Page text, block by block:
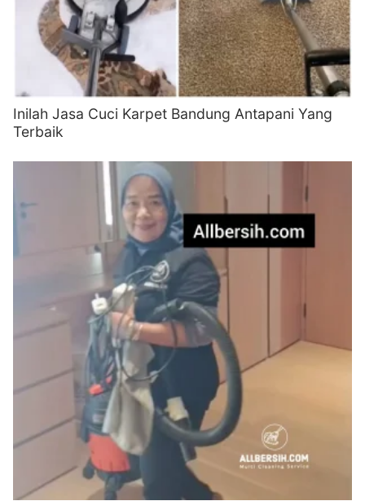
Inilah Jasa Cuci Karpet Bandung Antapani Yang
Terbaik